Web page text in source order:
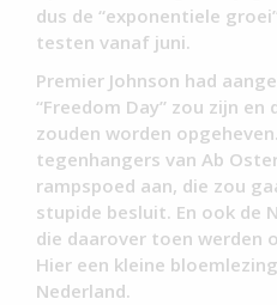
dus de “exponentiele
testen vanaf juni.
Premier Johnson had
“Freedom Day” zou zijn
zouden worden
tegenhangers van Ab
rampspoed aan, die zou
stupide besluit. En ook de
die daarover toen werden
Hier een kleine
Nederland.